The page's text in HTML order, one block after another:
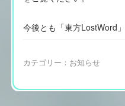
今後とも「東方LostWord
カテゴリー： お知らせ